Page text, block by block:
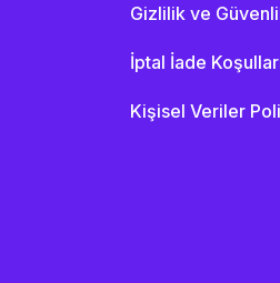
Gizlilik ve
İptal İade
Kişisel Veriler